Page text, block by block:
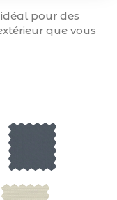
pour des
que vous